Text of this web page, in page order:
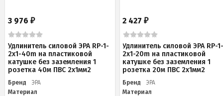
3 976 ₽
Удлинитель силовой ЭРА RP-1-
2x1-40m на пластиковой
катушке без заземления 1
розетка 40м ПВС 2x1мм2
Бренд
ЭРА
Материал
2 427₽
Удлинитель силовой ЭРА RP-
2x1-20m на пластиковой
катушке без заземления 1
розетка 20м ПВС 2х1мм2
Бренд
ЭРА
Материал